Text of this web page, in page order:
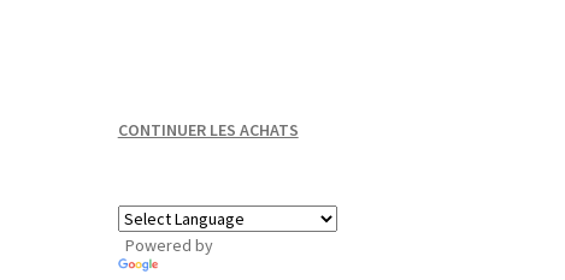
CONTINUER LES ACHATS
Powered by